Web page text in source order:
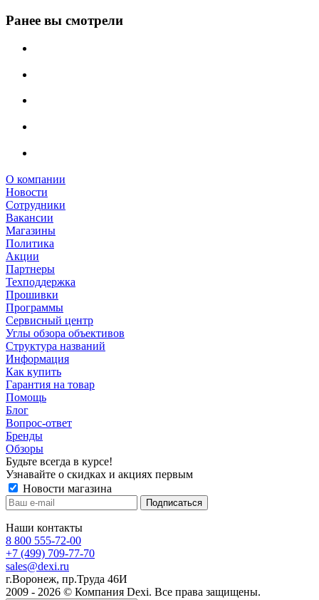
Ранее вы смотрели
О компании
Новости
Сотрудники
Вакансии
Магазины
Политика
Акции
Партнеры
Техподдержка
Прошивки
Программы
Сервисный центр
Углы обзора объективов
Структура названий
Информация
Как купить
Гарантия на товар
Помощь
Блог
Вопрос-ответ
Бренды
Обзоры
Будьте всегда в курсе!
Узнавайте о скидках и акциях первым
Новости магазина
Наши контакты
8 800 555-72-00
+7 (499) 709-77-70
sales@dexi.ru
г.Воронеж, пр.Труда 46И
2009 - 2026 © Компания Dexi. Все права защищены.